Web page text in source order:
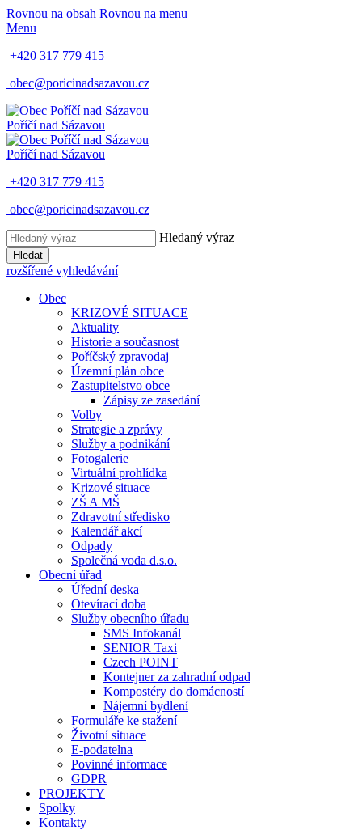
Rovnou na obsah Rovnou na menu
Menu
+420 317 779 415
obec@poricinadsazavou.cz
Poříčí nad Sázavou
Poříčí nad Sázavou
+420 317 779 415
obec@poricinadsazavou.cz
Hledaný výraz
Hledat
rozšířené vyhledávání
Obec
KRIZOVÉ SITUACE
Aktuality
Historie a současnost
Poříčský zpravodaj
Územní plán obce
Zastupitelstvo obce
Zápisy ze zasedání
Volby
Strategie a zprávy
Služby a podnikání
Fotogalerie
Virtuální prohlídka
Krizové situace
ZŠ A MŠ
Zdravotní středisko
Kalendář akcí
Odpady
Společná voda d.s.o.
Obecní úřad
Úřední deska
Otevírací doba
Služby obecního úřadu
SMS Infokanál
SENIOR Taxi
Czech POINT
Kontejner za zahradní odpad
Kompostéry do domácností
Nájemní bydlení
Formuláře ke stažení
Životní situace
E-podatelna
Povinné informace
GDPR
PROJEKTY
Spolky
Kontakty